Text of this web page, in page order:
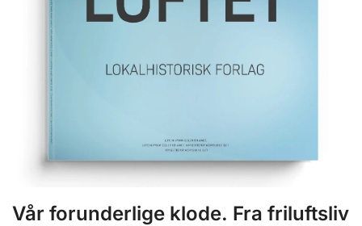
Vår forunderlige klode. Fra friluftsliv